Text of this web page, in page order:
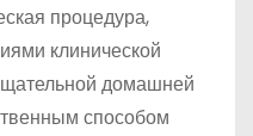
процедура,
клинической
домашней
способом